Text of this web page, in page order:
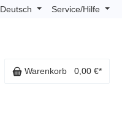
Deutsch Service/Hilfe
Warenkorb 0,00 €*